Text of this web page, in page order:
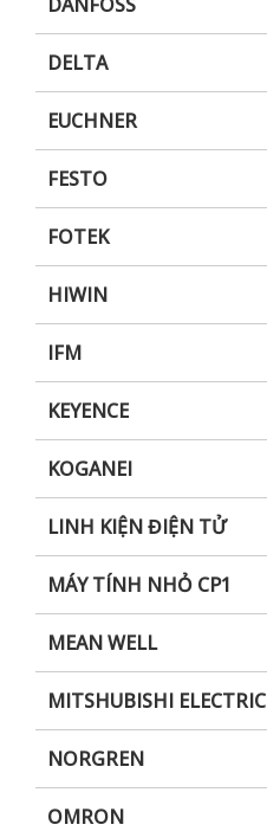
DELTA
EUCHNER
FESTO
FOTEK
HIWIN
IFM
KEYENCE
KOGANEI
LINH KIỆN ĐIỆN TỬ
MÁY TÍNH NHỎ CP1
MEAN WELL
MITSHUBISHI ELECTRIC
NORGREN
OMRON